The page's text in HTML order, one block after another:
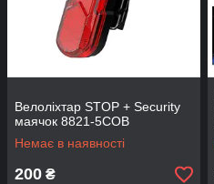
Велоліхтар STOP + Security
маячoк 8821-5COB
Немає в наявності
200 ₴